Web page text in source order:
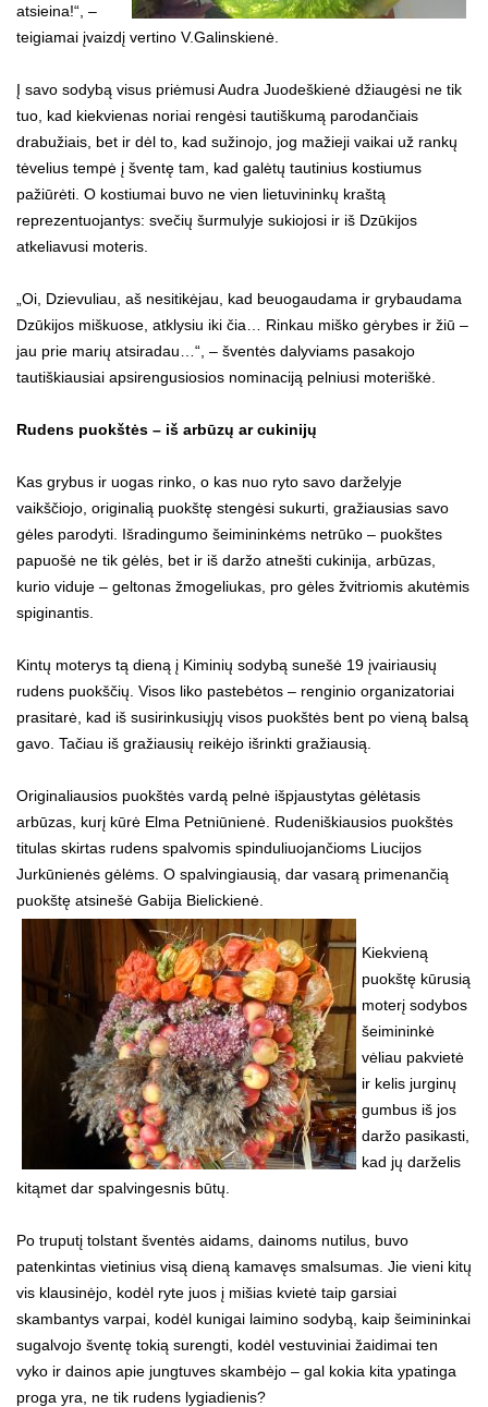
atsieina!“, –
teigiamai įvaizdį vertino V.Galinskienė.
Į savo sodybą visus priėmusi Audra Juodeškienė džiaugėsi ne tik
tuo, kad kiekvienas noriai rengėsi tautiškumą parodančiais
drabužiais, bet ir dėl to, kad sužinojo, jog mažieji vaikai už rankų
tėvelius tempė į šventę tam, kad galėtų tautinius kostiumus
pažiūrėti. O kostiumai buvo ne vien lietuvininkų kraštą
reprezentuojantys: svečių šurmulyje sukiojosi ir iš Dzūkijos
atkeliavusi moteris.
„Oi, Dzievuliau, aš nesitikėjau, kad beuogaudama ir grybaudama
Dzūkijos miškuose, atklysiu iki čia… Rinkau miško gėrybes ir žiū –
jau prie marių atsiradau…“, – šventės dalyviams pasakojo
tautiškiausiai apsirengusiosios nominaciją pelniusi moteriškė.
Rudens puokštės – iš arbūzų ar cukinijų
Kas grybus ir uogas rinko, o kas nuo ryto savo darželyje
vaikščiojo, originalią puokštę stengėsi sukurti, gražiausias savo
gėles parodyti. Išradingumo šeimininkėms netrūko – puokštes
papuošė ne tik gėlės, bet ir iš daržo atnešti cukinija, arbūzas,
kurio viduje – geltonas žmogeliukas, pro gėles žvitriomis akutėmis
spiginantis.
Kintų moterys tą dieną į Kiminių sodybą sunešė 19 įvairiausių
rudens puokščių. Visos liko pastebėtos – renginio organizatoriai
prasitarė, kad iš susirinkusiųjų visos puokštės bent po vieną balsą
gavo. Tačiau iš gražiausių reikėjo išrinkti gražiausią.
Originaliausios puokštės vardą pelnė išpjaustytas gėlėtasis
arbūzas, kurį kūrė Elma Petniūnienė. Rudeniškiausios puokštės
titulas skirtas rudens spalvomis spinduliuojančioms Liucijos
Jurkūnienės gėlėms. O spalvingiausią, dar vasarą primenančią
puokštę atsinešė Gabija Bielickienė.
Kiekvieną
puokštę kūrusią
moterį sodybos
šeimininkė
vėliau pakvietė
ir kelis jurginų
gumbus iš jos
daržo pasikasti,
kad jų darželis
kitąmet dar spalvingesnis būtų.
Po truputį tolstant šventės aidams, dainoms nutilus, buvo
patenkintas vietinius visą dieną kamavęs smalsumas. Jie vieni kitų
vis klausinėjo, kodėl ryte juos į mišias kvietė taip garsiai
skambantys varpai, kodėl kunigai laimino sodybą, kaip šeimininkai
sugalvojo šventę tokią surengti, kodėl vestuviniai žaidimai ten
vyko ir dainos apie jungtuves skambėjo – gal kokia kita ypatinga
proga yra, ne tik rudens lygiadienis?